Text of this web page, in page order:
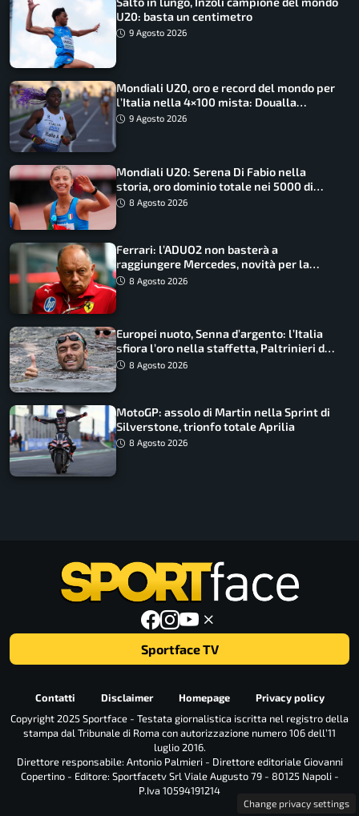
U20: basta un centimetro
9 Agosto 2026
Mondiali U20, oro e record del mondo per
l’Italia nella 4×100 mista: Doualla
straordinaria
9 Agosto 2026
Mondiali U20: Serena Di Fabio nella
storia, oro dominio totale nei 5000 di
marcia
8 Agosto 2026
Ferrari: l’ADUO2 non basterà a
raggiungere Mercedes, novità per la
Macarena
8 Agosto 2026
Europei nuoto, Senna d’argento: l’Italia
sfiora l’oro nella staffetta, Paltrinieri da
urlo, il bilancio azzurro
8 Agosto 2026
MotoGP: assolo di Martin nella Sprint di
Silverstone, trionfo totale Aprilia
8 Agosto 2026
Sportface TV
Contatti Disclaimer Homepage
Privacy policy
Copyright 2025 Sportface - Testata giornalistica iscritta nel registro della
stampa dal Tribunale di Roma con autorizzazione numero 106 dell’11
luglio 2016.
Direttore responsabile: Antonio Palmieri - Direttore editoriale Giovanni
Copertino - Editore: Sportfacetv Srl Viale Augusto 79 - 80125 Napoli -
P.Iva 10594191214
Change privacy settings